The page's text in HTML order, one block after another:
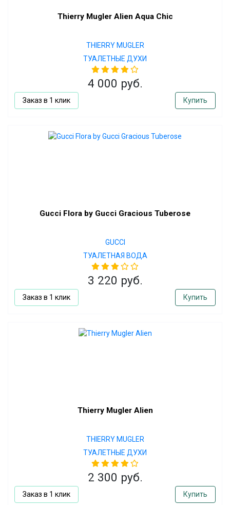
Thierry Mugler Alien Aqua Chic
THIERRY MUGLER
ТУАЛЕТНЫЕ ДУХИ
4 000 руб.
Заказ в 1 клик Купить
Gucci Flora by Gucci Gracious Tuberose
GUCCI
ТУАЛЕТНАЯ ВОДА
3 220 руб.
Заказ в 1 клик Купить
Thierry Mugler Alien
THIERRY MUGLER
ТУАЛЕТНЫЕ ДУХИ
2 300 руб.
Заказ в 1 клик Купить